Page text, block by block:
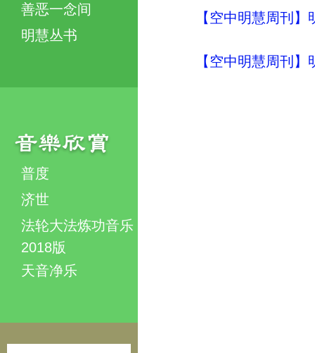
善恶一念间
明慧丛书
普度
济世
法轮大法炼功音乐
2018版
天音净乐
【空中明慧周刊
【空中明慧周刊